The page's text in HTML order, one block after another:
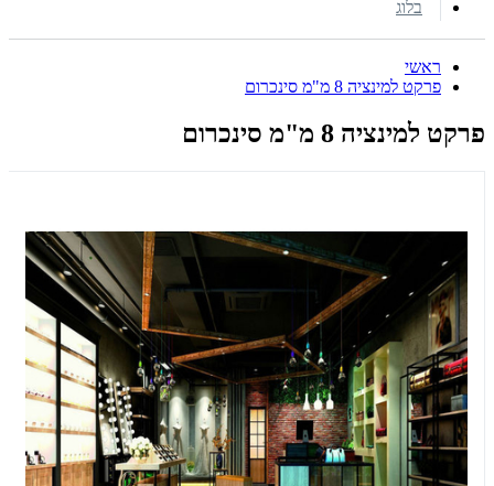
בלוג
ראשי
פרקט למינציה 8 מ"מ סינכרום
פרקט למינציה 8 מ"מ סינכרום